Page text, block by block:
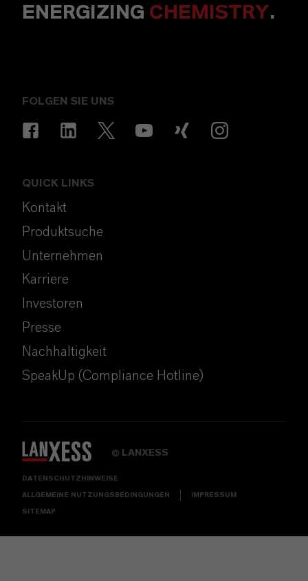
ENERGIZING CHEMISTRY.
FOLGEN SIE UNS
QUICK LINKS
Kontakt
Produktsuche
Unternehmen
Karriere
Investoren
Presse
Nachhaltigkeit
SpeakUp (Compliance Hotline)
© LANXESS
DATENSCHUTZHINWEISE
ALLGEMEINE NUTZUNGSBEDINGUNGEN IMPRESSUM
SITEMAP